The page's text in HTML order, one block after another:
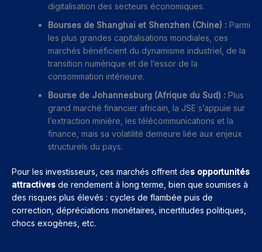
digitalisation des secteurs économiques.
Bourses de Shanghai et Shenzhen (Chine) : Parmi
les plus grandes capitalisations mondiales, ces
marchés bénéficient du dynamisme industriel, de la
transition numérique et de l’essor de la
consommation intérieure.
Bourse de Johannesburg (Afrique du Sud) : Plus
grand marché financier africain, la JSE s’appuie sur
l’extraction minière, les télécommunications et la
finance, mais sa volatilité demeure liée aux enjeux
structurels du pays.
Pour les investisseurs, ces marchés offrent des opportunités
attractives de rendement à long terme, bien que soumises à
des risques plus élevés : cycles de flambée puis de
correction, dépréciations monétaires, incertitudes politiques,
chocs exogènes, etc.